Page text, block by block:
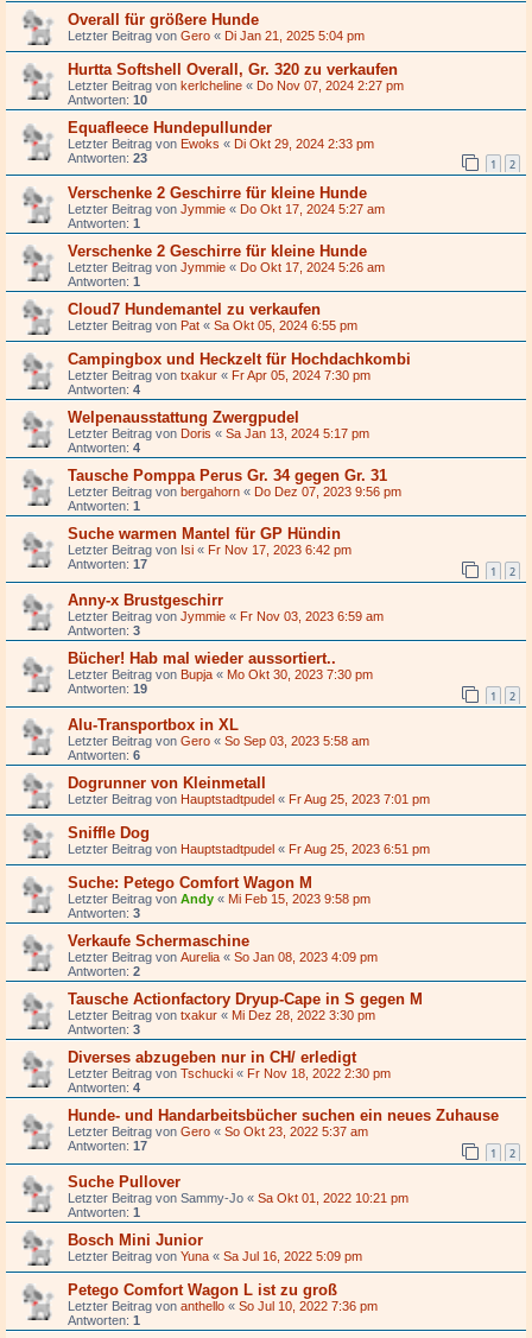
Overall für größere Hunde
Letzter Beitrag von Gero « Di Jan 21, 2025 5:04 pm
Hurtta Softshell Overall, Gr. 320 zu verkaufen
Letzter Beitrag von kerlcheline « Do Nov 07, 2024 2:27 pm
Antworten: 10
Equafleece Hundepullunder
Letzter Beitrag von Ewoks « Di Okt 29, 2024 2:33 pm
Antworten: 23 1 2
Verschenke 2 Geschirre für kleine Hunde
Letzter Beitrag von Jymmie « Do Okt 17, 2024 5:27 am
Antworten: 1
Verschenke 2 Geschirre für kleine Hunde
Letzter Beitrag von Jymmie « Do Okt 17, 2024 5:26 am
Antworten: 1
Cloud7 Hundemantel zu verkaufen
Letzter Beitrag von Pat « Sa Okt 05, 2024 6:55 pm
Campingbox und Heckzelt für Hochdachkombi
Letzter Beitrag von txakur « Fr Apr 05, 2024 7:30 pm
Antworten: 4
Welpenausstattung Zwergpudel
Letzter Beitrag von Doris « Sa Jan 13, 2024 5:17 pm
Antworten: 4
Tausche Pomppa Perus Gr. 34 gegen Gr. 31
Letzter Beitrag von bergahorn « Do Dez 07, 2023 9:56 pm
Antworten: 1
Suche warmen Mantel für GP Hündin
Letzter Beitrag von Isi « Fr Nov 17, 2023 6:42 pm
Antworten: 17 1 2
Anny-x Brustgeschirr
Letzter Beitrag von Jymmie « Fr Nov 03, 2023 6:59 am
Antworten: 3
Bücher! Hab mal wieder aussortiert..
Letzter Beitrag von Bupja « Mo Okt 30, 2023 7:30 pm
Antworten: 19 1 2
Alu-Transportbox in XL
Letzter Beitrag von Gero « So Sep 03, 2023 5:58 am
Antworten: 6
Dogrunner von Kleinmetall
Letzter Beitrag von Hauptstadtpudel « Fr Aug 25, 2023 7:01 pm
Sniffle Dog
Letzter Beitrag von Hauptstadtpudel « Fr Aug 25, 2023 6:51 pm
Suche: Petego Comfort Wagon M
Letzter Beitrag von Andy « Mi Feb 15, 2023 9:58 pm
Antworten: 3
Verkaufe Schermaschine
Letzter Beitrag von Aurelia « So Jan 08, 2023 4:09 pm
Antworten: 2
Tausche Actionfactory Dryup-Cape in S gegen M
Letzter Beitrag von txakur « Mi Dez 28, 2022 3:30 pm
Antworten: 3
Diverses abzugeben nur in CH/ erledigt
Letzter Beitrag von Tschucki « Fr Nov 18, 2022 2:30 pm
Antworten: 4
Hunde- und Handarbeitsbücher suchen ein neues Zuhause
Letzter Beitrag von Gero « So Okt 23, 2022 5:37 am
Antworten: 17 1 2
Suche Pullover
Letzter Beitrag von Sammy-Jo « Sa Okt 01, 2022 10:21 pm
Antworten: 1
Bosch Mini Junior
Letzter Beitrag von Yuna « Sa Jul 16, 2022 5:09 pm
Petego Comfort Wagon L ist zu groß
Letzter Beitrag von anthello « So Jul 10, 2022 7:36 pm
Antworten: 1